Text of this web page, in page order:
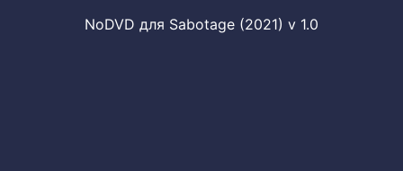
NoDVD для Sabotage (2021) v 1.0